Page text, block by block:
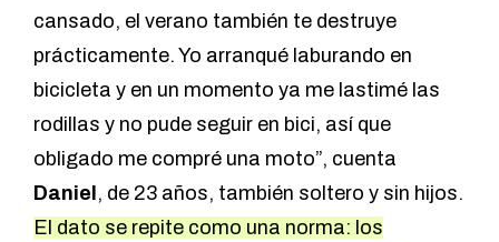
cansado, el verano también te destruye
prácticamente. Yo arranqué laburando en
bicicleta y en un momento ya me lastimé las
rodillas y no pude seguir en bici, así que
obligado me compré una moto”, cuenta
Daniel , de 23 años, también soltero y sin hijos.
El dato se repite como una norma: los